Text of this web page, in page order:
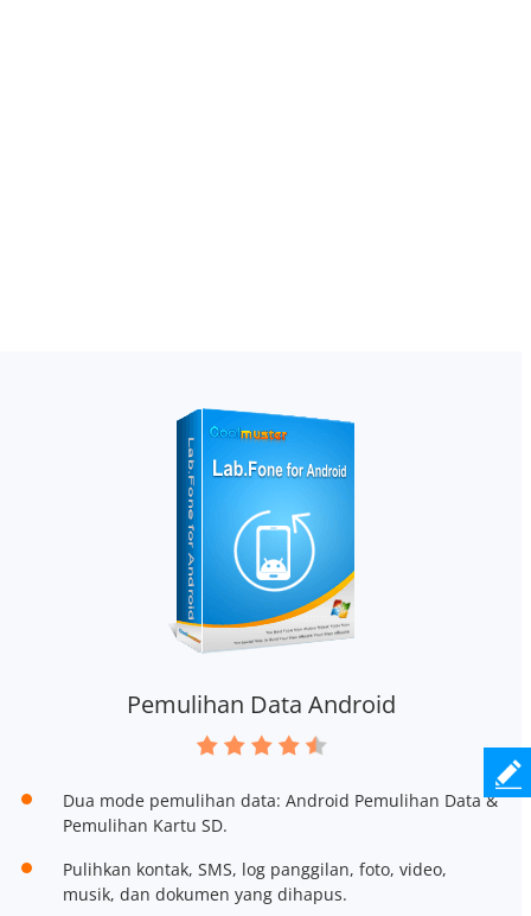
Pemulihan Data Android
Dua mode pemulihan data: Android Pemulihan Data &
Pemulihan Kartu SD.
Pulihkan kontak, SMS, log panggilan, foto, video,
musik, dan dokumen yang dihapus.